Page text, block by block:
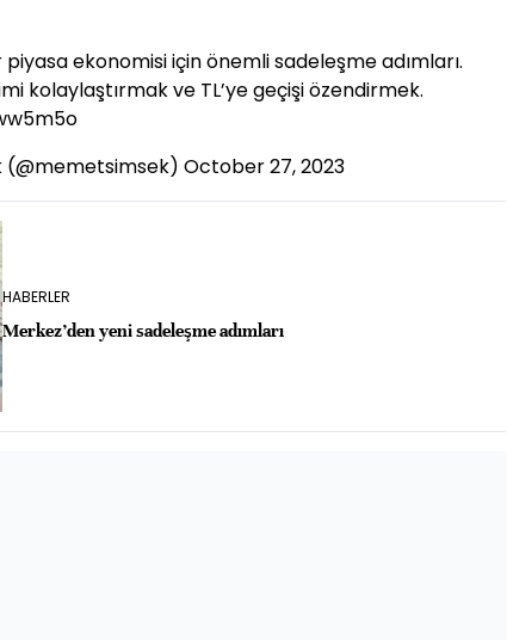
ekonomisi için önemli sadeleşme adımları.
kolaylaştırmak ve TL’ye geçişi özendirmek.
(@memetsimsek) October 27, 2023
HABERLER
Merkez’den yeni sadeleşme adımları